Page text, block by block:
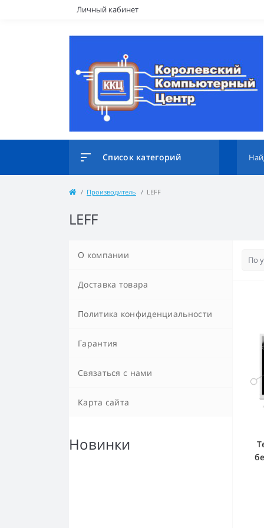
Личный кабинет
Список категорий
Производитель LEFF
LEFF
О компании
Доставка товара
Политика конфиденциальности
Гарантия
Связаться с нами
Карта сайта
Новинки